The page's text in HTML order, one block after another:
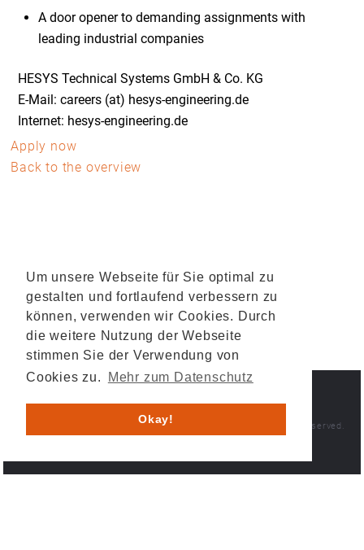
Um unsere Webseite für Sie optimal zu
gestalten und fortlaufend verbessern zu
können, verwenden wir Cookies. Durch
die weitere Nutzung der Webseite
stimmen Sie der Verwendung von
Cookies zu.
Mehr zum Datenschutz
Okay!
A door opener to demanding assignments with
leading industrial companies
HESYS Technical Systems GmbH & Co. KG
E-Mail: careers (at) hesys-engineering.de
Internet: hesys-engineering.de
Apply now
Back to the overview
© 2026 HESYS TechnicalSystems GmbH & Co. KG . All rights reserved.